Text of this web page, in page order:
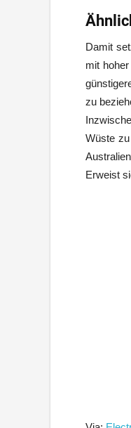
Damit
mit
zu
Wüste
Erweist